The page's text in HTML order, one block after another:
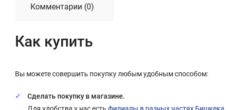
Комментарии (0)
Как купить
Вы можете совершить покупку любым удобным способом:
Сделать покупку в магазине.